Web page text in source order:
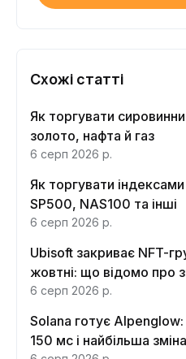
Схожі статті
Як торгувати
золото, нафта й газ
6 серп 2026 р.
Як торгувати
SP500, NAS100 та інші
6 серп 2026 р.
Ubisoft закриває NFT-
жовтні: що відомо про
функцій
6 серп 2026 р.
Solana готує Alpenglow:
150 мс і найбільша